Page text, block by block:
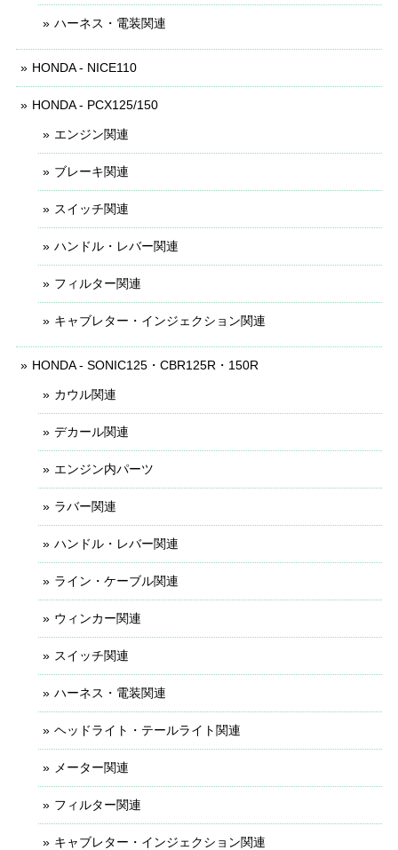
ハーネス・電装関連
HONDA - NICE110
HONDA - PCX125/150
エンジン関連
ブレーキ関連
スイッチ関連
ハンドル・レバー関連
フィルター関連
キャブレター・インジェクション関連
HONDA - SONIC125・CBR125R・150R
カウル関連
デカール関連
エンジン内パーツ
ラバー関連
ハンドル・レバー関連
ライン・ケーブル関連
ウィンカー関連
スイッチ関連
ハーネス・電装関連
ヘッドライト・テールライト関連
メーター関連
フィルター関連
キャブレター・インジェクション関連